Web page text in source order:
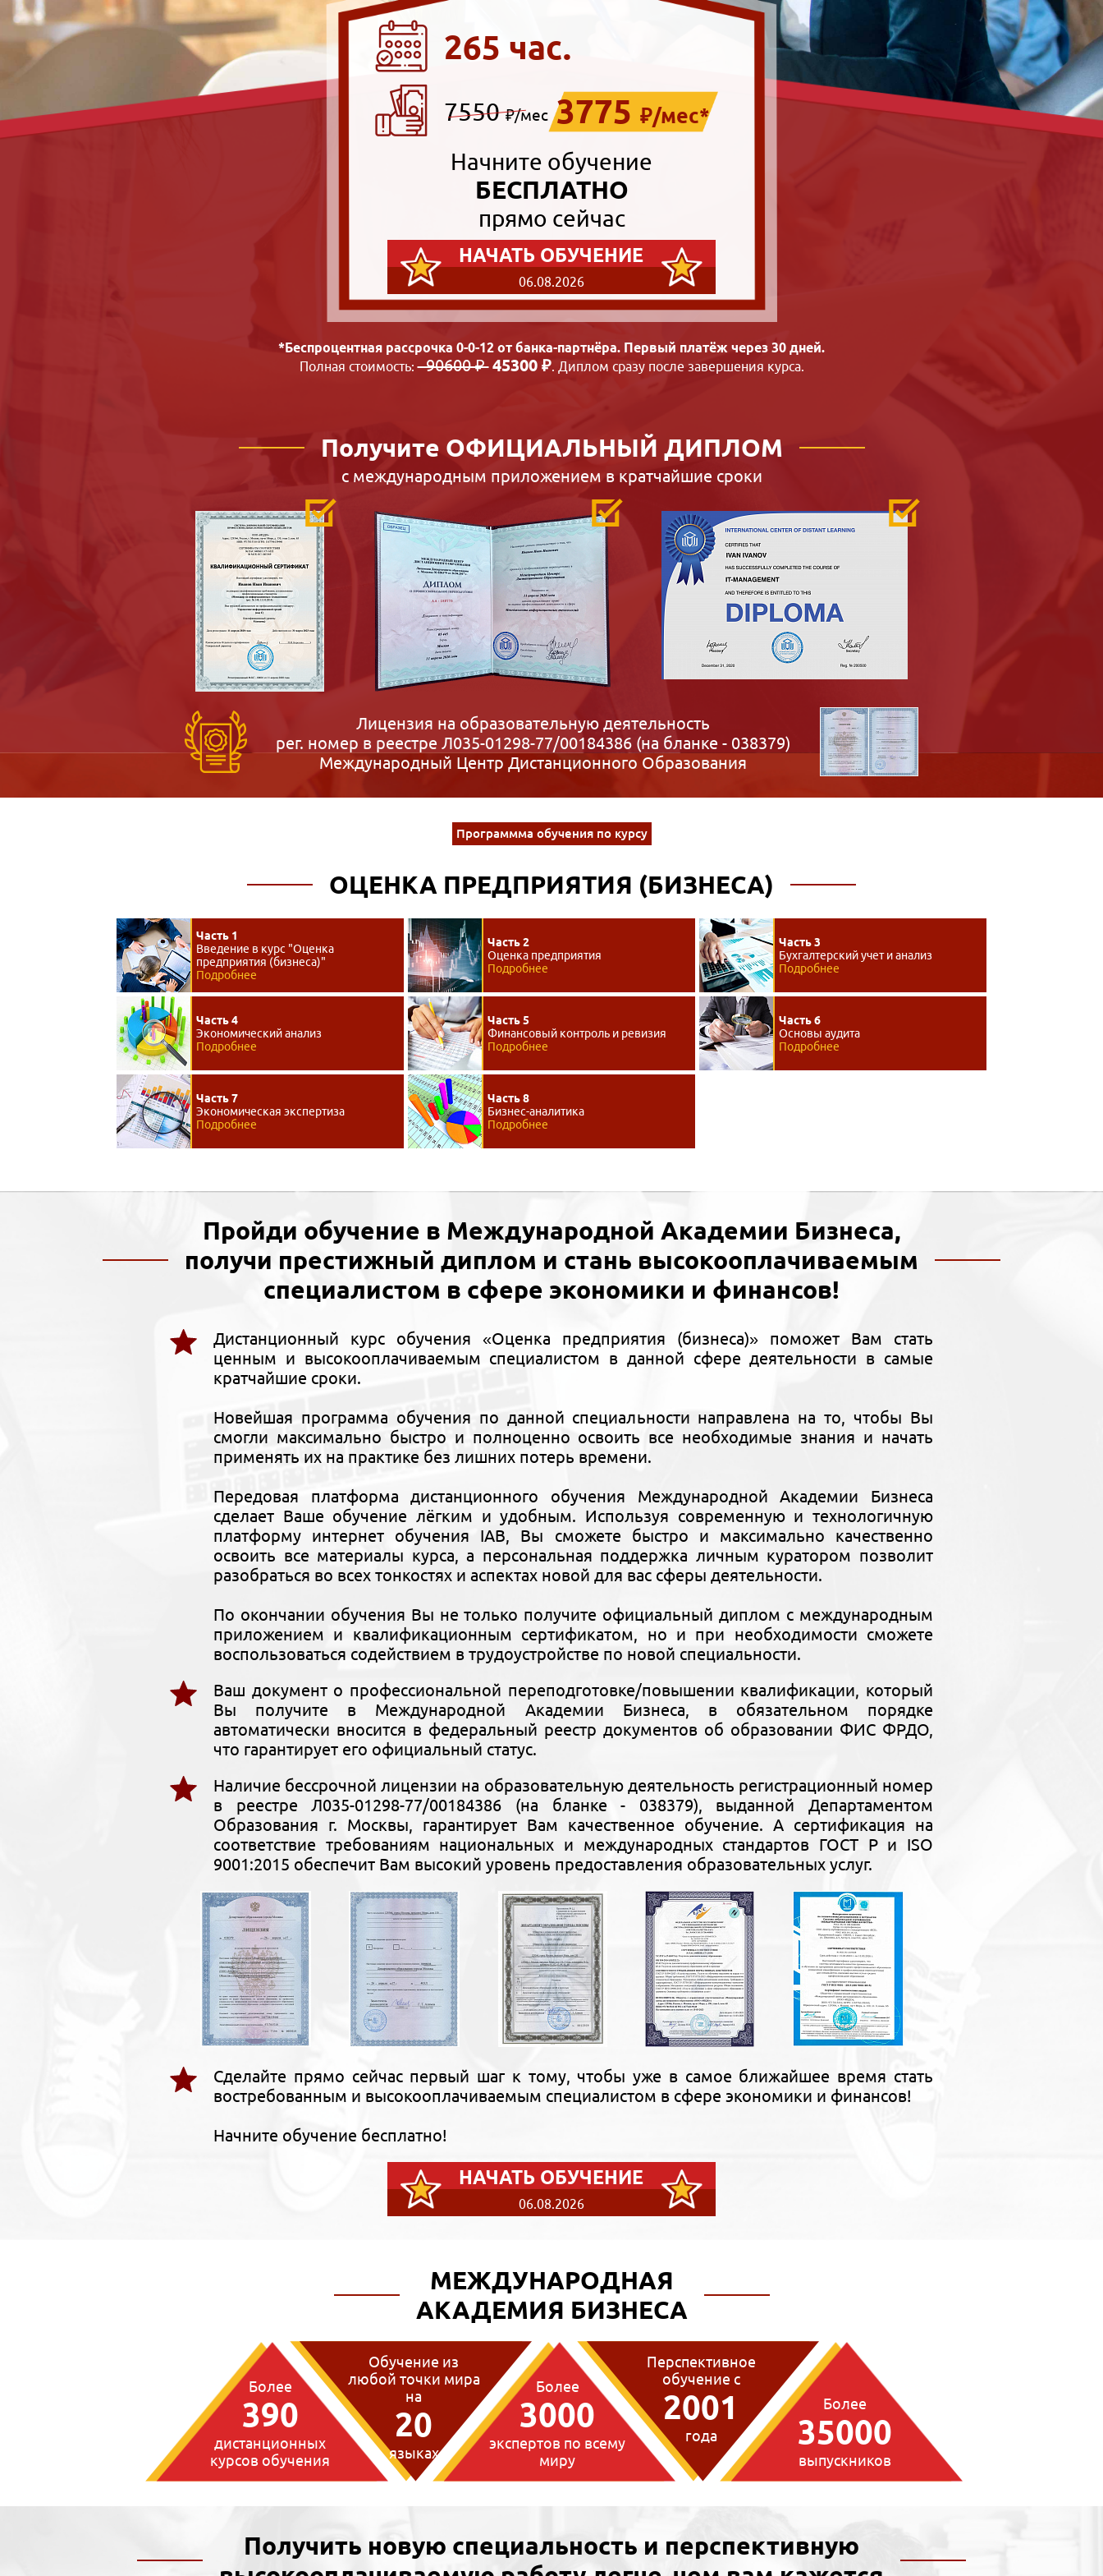
265 час.
7550₽/мес 3775 ₽/мес*
Начните обучение
БЕСПЛАТНО
прямо сейчас
НАЧАТЬ ОБУЧЕНИЕ
06.08.2026
*Беспроцентная рассрочка 0-0-12 от банка-партнёра. Первый платёж через 30 дней.
Полная стоимость:90600 ₽45300 ₽. Диплом сразу после завершения курса.
Получите ОФИЦИАЛЬНЫЙ ДИПЛОМ
с международным приложением в кратчайшие сроки
Лицензия на образовательную деятельность
рег. номер в реестре Л035-01298-77/00184386 (на бланке - 038379)
Международный Центр Дистанционного Образования
Программма обучения по курсу
ОЦЕНКА ПРЕДПРИЯТИЯ (БИЗНЕСА)
Часть 1
Введение в курс "Оценка
предприятия (бизнеса)"
Подробнее
Часть 2
Оценка предприятия
Подробнее
Часть 3
Бухгалтерский учет и анализ
Подробнее
Часть 4
Экономический анализ
Подробнее
Часть 5
Финансовый контроль и ревизия
Подробнее
Часть 6
Основы аудита
Подробнее
Часть 7
Экономическая экспертиза
Подробнее
Часть 8
Бизнес-аналитика
Подробнее
Пройди обучение в Международной Академии Бизнеса,
получи престижный диплом и стань высокооплачиваемым
специалистом в сфере экономики и финансов!
Дистанционный курс обучения «Оценка предприятия (бизнеса)» поможет Вам стать
ценным и высокооплачиваемым специалистом в данной сфере деятельности в самые
кратчайшие сроки.
Новейшая программа обучения по данной специальности направлена на то, чтобы Вы
смогли максимально быстро и полноценно освоить все необходимые знания и начать
применять их на практике без лишних потерь времени.
Передовая платформа дистанционного обучения Международной Академии Бизнеса
сделает Ваше обучение лёгким и удобным. Используя современную и технологичную
платформу интернет обучения IAB, Вы сможете быстро и максимально качественно
освоить все материалы курса, а персональная поддержка личным куратором позволит
разобраться во всех тонкостях и аспектах новой для вас сферы деятельности.
По окончании обучения Вы не только получите официальный диплом с международным
приложением и квалификационным сертификатом, но и при необходимости сможете
воспользоваться содействием в трудоустройстве по новой специальности.
Ваш документ о профессиональной переподготовке/повышении квалификации, который
Вы получите в Международной Академии Бизнеса, в обязательном порядке
автоматически вносится в федеральный реестр документов об образовании ФИС ФРДО,
что гарантирует его официальный статус.
Наличие бессрочной лицензии на образовательную деятельность регистрационный номер
в реестре Л035-01298-77/00184386 (на бланке - 038379), выданной Департаментом
Образования г. Москвы, гарантирует Вам качественное обучение. А сертификация на
соответствие требованиям национальных и международных стандартов ГОСТ Р и ISO
9001:2015 обеспечит Вам высокий уровень предоставления образовательных услуг.
Сделайте прямо сейчас первый шаг к тому, чтобы уже в самое ближайшее время стать
востребованным и высокооплачиваемым специалистом в сфере экономики и финансов!
Начните обучение бесплатно!
НАЧАТЬ ОБУЧЕНИЕ
06.08.2026
МЕЖДУНАРОДНАЯ
АКАДЕМИЯ БИЗНЕСА
Более
390
дистанционных
курсов обучения
Обучение из
любой точки мира
на
20
языках
Более
3000
экспертов по всему
миру
Перспективное
обучение с
2001
года
Более
35000
выпускников
Получить новую специальность и перспективную